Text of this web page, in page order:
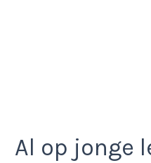
Al op jonge